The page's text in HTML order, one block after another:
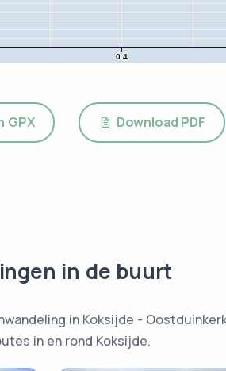
0.4
GPX Download PDF
in de buurt
in Koksijde -
in en rond Koksijde.